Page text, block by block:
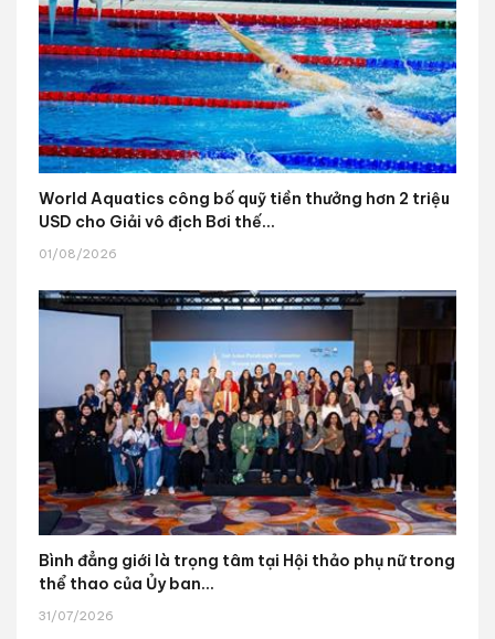
World Aquatics công bố quỹ tiền thưởng hơn 2 triệu
USD cho Giải vô địch Bơi thế...
01/08/2026
Bình đẳng giới là trọng tâm tại Hội thảo phụ nữ trong
thể thao của Ủy ban...
31/07/2026